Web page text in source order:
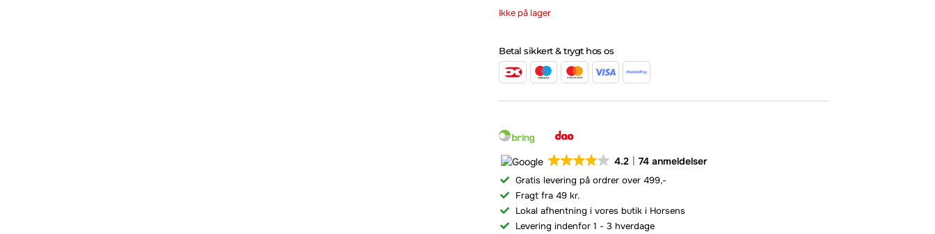
Ikke på lager
Betal sikkert & trygt hos os
4.2 74 anmeldelser
Gratis levering på ordrer over 499,-
Fragt fra 49 kr.
Lokal afhentning i vores butik i Horsens
Levering indenfor 1 - 3 hverdage